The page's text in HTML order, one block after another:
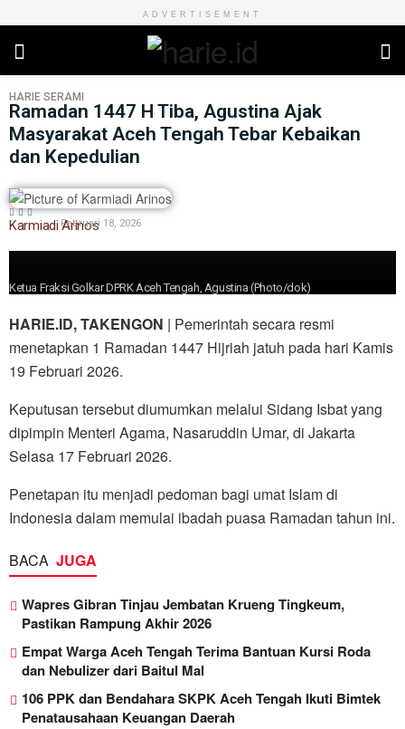
ADVERTISEMENT
HARIE SERAMI
Ramadan 1447 H Tiba, Agustina Ajak
Masyarakat Aceh Tengah Tebar Kebaikan
dan Kepedulian
Karmiadi ArinosFebruari 18, 2026
Ketua Fraksi Golkar DPRK Aceh Tengah, Agustina (Photo/dok)
HARIE.ID, TAKENGON | Pemerintah secara resmi
menetapkan 1 Ramadan 1447 Hijriah jatuh pada hari Kamis
19 Februari 2026.
Keputusan tersebut diumumkan melalui Sidang Isbat yang
dipimpin Menteri Agama, Nasaruddin Umar, di Jakarta
Selasa 17 Februari 2026.
Penetapan itu menjadi pedoman bagi umat Islam di
Indonesia dalam memulai ibadah puasa Ramadan tahun ini.
BACA JUGA
Wapres Gibran Tinjau Jembatan Krueng Tingkeum,
Pastikan Rampung Akhir 2026
Empat Warga Aceh Tengah Terima Bantuan Kursi Roda
dan Nebulizer dari Baitul Mal
106 PPK dan Bendahara SKPK Aceh Tengah Ikuti Bimtek
Penatausahaan Keuangan Daerah